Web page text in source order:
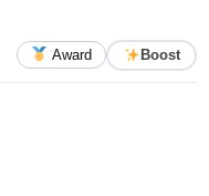
Award Boost